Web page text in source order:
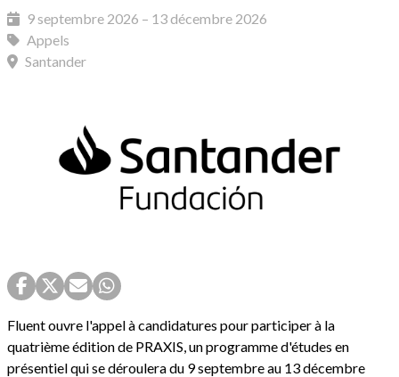
9 septembre 2026 – 13 décembre 2026
Appels
Santander
Fluent ouvre l'appel à candidatures pour participer à la
quatrième édition de PRAXIS, un programme d'études en
présentiel qui se déroulera du 9 septembre au 13 décembre